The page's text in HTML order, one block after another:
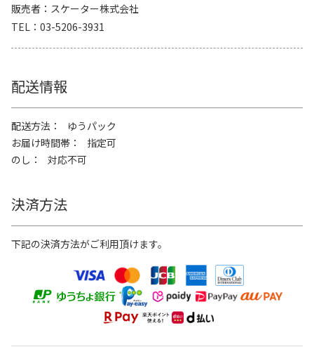
販売者
スケーター株式会社
TEL
03-5206-3931
配送情報
配送方法
ゆうパック
お届け時間帯
指定可
のし
対応不可
決済方法
下記の決済方法がご利用頂けます。